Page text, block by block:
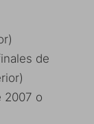
de
2007 o